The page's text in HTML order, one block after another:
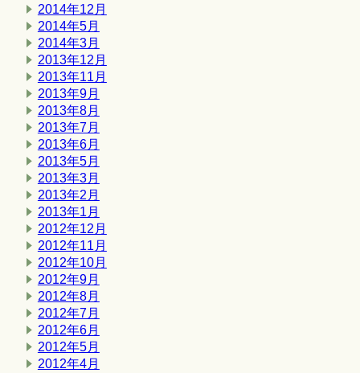
2014年12月
2014年5月
2014年3月
2013年12月
2013年11月
2013年9月
2013年8月
2013年7月
2013年6月
2013年5月
2013年3月
2013年2月
2013年1月
2012年12月
2012年11月
2012年10月
2012年9月
2012年8月
2012年7月
2012年6月
2012年5月
2012年4月